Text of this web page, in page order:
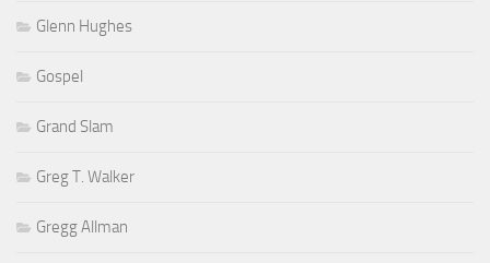
Glenn Hughes
Gospel
Grand Slam
Greg T. Walker
Gregg Allman